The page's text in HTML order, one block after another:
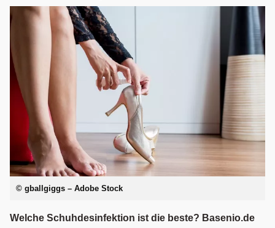
© gballgiggs – Adobe Stock
Welche Schuhdesinfektion ist die beste? Basenio.de